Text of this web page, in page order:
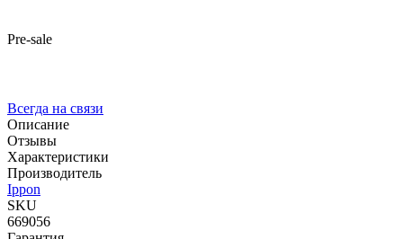
Pre-sale
Всегда на связи
Описание
Отзывы
Характеристики
Производитель
Ippon
SKU
669056